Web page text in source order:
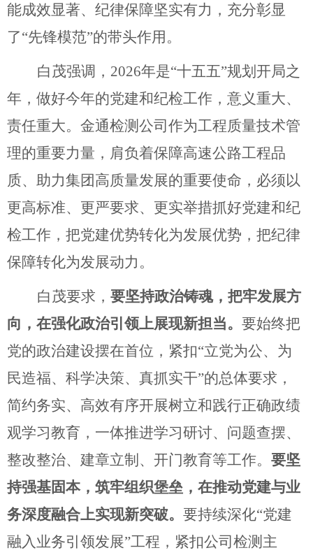
能成效显著、纪律保障坚实有力， 充分彰显
了“先锋模范”的带头作用 。
白茂强调，2026年是“十五五”规划开局之
年，做好今年的党建和纪检工作，意义重大、
责任重大。金通检测公司作为工程质量技术管
理的重要力量，肩负着保障高速公路工程品
质、助力集团高质量发展的重要使命，必须以
更高标准、更严要求、更实举措抓好党建和纪
检工作，把党建优势转化为发展优势，把纪律
保障转化为发展动力。
白茂要求， 要坚持政治铸魂，把牢发展方
向，在强化政治引领上展现新担当。 要始终把
党的政治建设摆在首位，紧扣“立党为公、为
民造福、科学决策、真抓实干”的总体要求，
简约务实、高效有序开展树立和践行正确政绩
观学习教育 ， 一体推进学习研讨、问题查摆、
整改整治、建章立制、开门教育等工作。 要坚
持强基固本，筑牢组织堡垒，在推动党建与业
务深度融合上实现新突破。 要持续深化“党建
融入业务引领发展”工程，紧扣公司检测主